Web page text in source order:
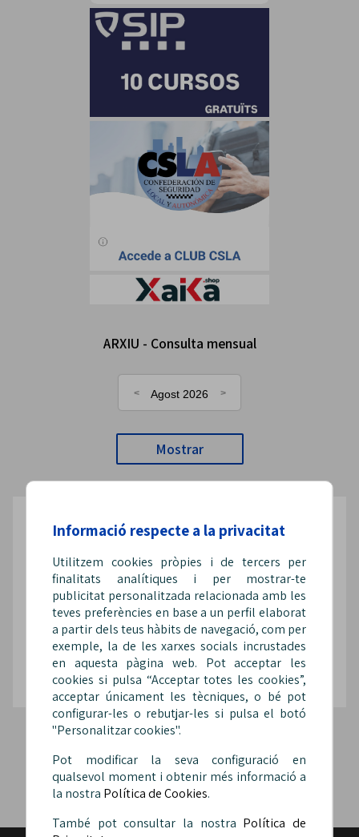
Segueix-nos a les xarxes
@Sip_fepol@SipFepol@sipfepol
ARXIU - Consulta mensual
Agost 2026
Mostrar
Informació respecte a la privacitat
Utilitzem cookies pròpies i de tercers per
finalitats analítiques i per mostrar-te
publicitat personalitzada relacionada amb les
teves preferències en base a un perfil elaborat
a partir dels teus hàbits de navegació, com per
exemple, la de les xarxes socials incrustades
en aquesta pàgina web. Pot acceptar les
cookies si pulsa “Acceptar totes les cookies”,
acceptar únicament les tècniques, o bé pot
configurar-les o rebutjar-les si pulsa el botó
"Personalitzar cookies".
Pot modificar la seva configuració en
qualsevol moment i obtenir més informació a
la nostra Política de Cookies.
També pot consultar la nostra Política de